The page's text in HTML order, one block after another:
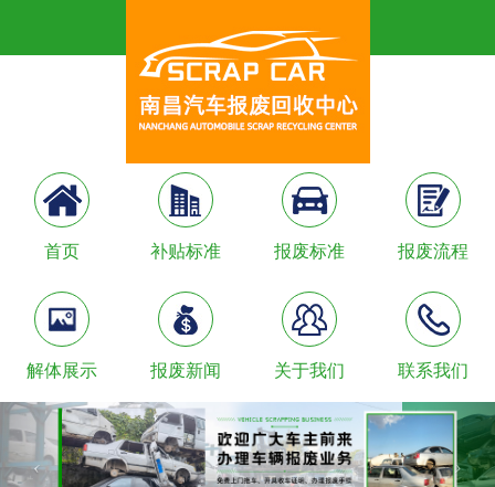
首页 补贴标准 报废标准 报废流程
解体展示 报废新闻 关于我们 联系我们